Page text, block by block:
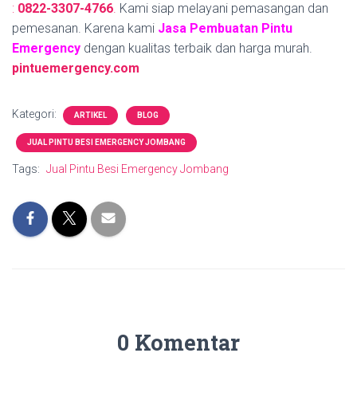
: 0822-3307-4766. Kami siap melayani pemasangan dan
pemesanan. Karena kami Jasa Pembuatan Pintu
Emergency dengan kualitas terbaik dan harga murah.
pintuemergency.com
Kategori: ARTIKEL BLOG
JUAL PINTU BESI EMERGENCY JOMBANG
Tags: Jual Pintu Besi Emergency Jombang
0 Komentar